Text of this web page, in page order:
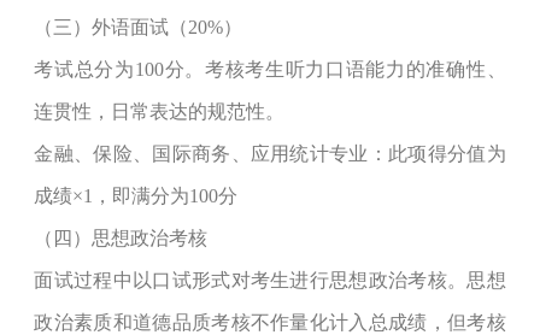
（三）外语面试（20%）
考试总分为100分。考核考生听力口语能力的准确性、
连贯性，日常表达的规范性。
金融、保险、国际商务、应用统计专业：此项得分值为
成绩×1，即满分为100分
（四）思想政治考核
面试过程中以口试形式对考生进行思想政治考核。思想
政治素质和道德品质考核不作量化计入总成绩，但考核